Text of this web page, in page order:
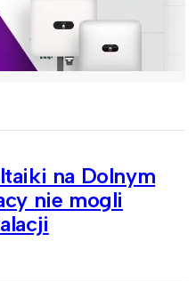
na Dolnym
nie mogli